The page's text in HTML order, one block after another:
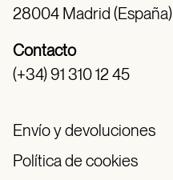
28004 Madrid (España)
Contacto
(+34) 91 310 12 45
Envío y devoluciones
Política de cookies